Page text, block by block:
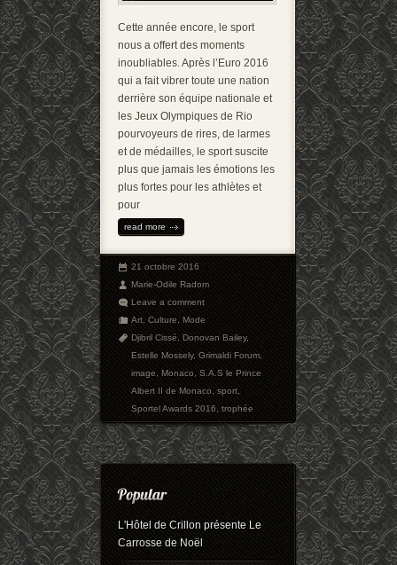
Cette année encore, le sport
nous a offert des moments
inoubliables. Après l’Euro 2016
qui a fait vibrer toute une nation
derrière son équipe nationale et
les Jeux Olympiques de Rio
pourvoyeurs de rires, de larmes
et de médailles, le sport suscite
plus que jamais les émotions les
plus fortes pour les athlètes et
pour
read more
21 octobre 2016
Marie-Odile Radom
Leave a comment
Art,Culture,Mode
Djibril Cissé,Donovan Bailey,
Estelle Mossely,Grimaldi Forum,
image,Monaco,S.A.S le Prince
Albert II de Monaco,sport,
Sportel Awards 2016,trophée
L'Hôtel de Crillon présente Le
Carrosse de Noël